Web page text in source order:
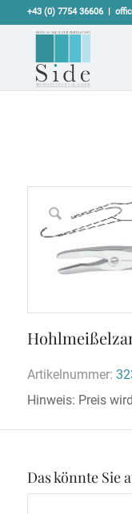
+43 (0) 7754 36606
Artikelnummer:
Hinweis: Preis
Das könnte Sie